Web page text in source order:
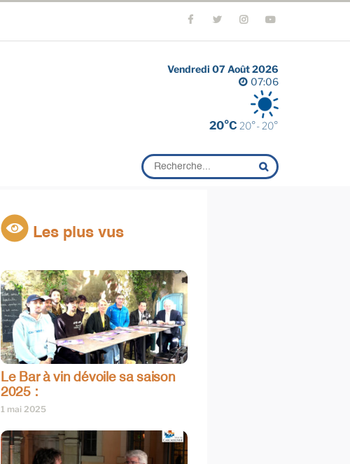
Vendredi 07 Août 2026
07:06
20°C 20°- 20°
Les plus vus
Le Bar à vin dévoile sa saison
2025 :
1 mai 2025